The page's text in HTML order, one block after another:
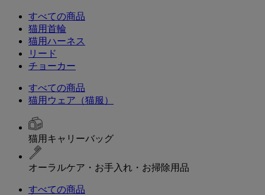
すべての商品
猫用首輪
猫用ハーネス
リード
チョーカー
すべての商品
猫用ウェア（猫服）
猫用キャリーバッグ
オーラルケア・お手入れ・お掃除用品
すべての商品